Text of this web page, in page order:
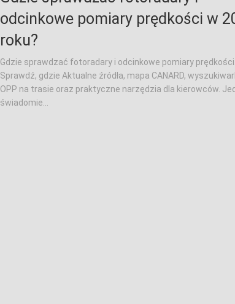
odcinkowe pomiary prędkości w
roku?
Gdzie sprawdzać fotoradary i odcinkowe pomiary prędkości.
Sprawdź, gdzie Aktualne źródła, mapa CANARD,
OPP na trasie oraz praktyczne narzędzia dla kierowców.
świadomie...